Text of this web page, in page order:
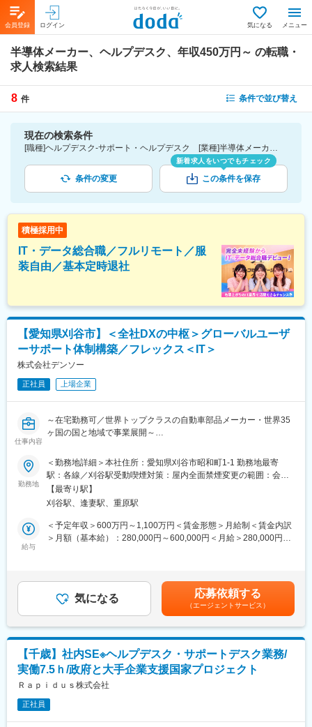
会員登録 ログイン 気になる メニュー
半導体メーカー、ヘルプデスク、年収450万円～ の転職・
求人検索結果
8 件 条件で並び替え
現在の検索条件
[職種]ヘルプデスク-サポート・ヘルプデスク [業種]半導体メーカー-メーカー（機械・電気）業界 [年収]450万円～
条件の変更
新着求人をいつでもチェック
この条件を保存
積極採用中
IT・データ総合職／フルリモート／服
装自由／基本定時退社
【愛知県刈谷市】＜全社DXの中枢＞グローバルユーザ
ーサポート体制構築／フレックス＜IT＞
株式会社デンソー
正社員 上場企業
仕事内容
～在宅勤務可／世界トップクラスの自動車部品メーカー・世界35
ヶ国の国と地域で事業展開～
■募集背景：
当社では、世界各地域でバラバラに運営されているユーザーサポ
ート（ITヘルプ・運用・監視・業務プロセス・ナレッジ）を、ITサ
ービスマネジメント（ITSM）のベストプラクティスであるITILを
軸に、標準化・集約・自動化し、グローバルに一貫した高品質サ
ービスを提供する体制（グローバルオペレーションセンター）を
構築します。
その実現と、継続して、デンソーの中長期戦略に基づき、“世の中
せていける仲間を募集しています。
■業務内容：
■業務詳細：
◆サービスデスク、監視・定型運用業務における運用プロセスの
標準化・ガバナンス設計
プラクティスを取り込みながら、グローバル標準化
◆Global Operation Center立上げ
勤務地
＜勤務地詳細＞本社住所：愛知県刈谷市昭和町1-1 勤務地最寄
駅：各線／刈谷駅受動喫煙対策：屋内全面禁煙変更の範囲：会社
の定める事業所（リモートワーク含む）
【最寄り駅】
刈谷駅、逢妻駅、重原駅
給与
＜予定年収＞600万円～1,100万円＜賃金形態＞月給制＜賃金内訳
＞月額（基本給）：280,000円～600,000円＜月給＞280,000円～
（残業代含まず）35歳（大卒入社13年目）850万円（残業代含ま
ず）40歳（大卒入社18年目）1320万円※管理職の場合賃金はあく
までも目安の金額であり、選考を通じて上下する可能性がありま
す。月給(月額)は固定手当を含めた表記です。
気になる 応募依頼する
（エージェントサービス）
【千歳】社内SE※ヘルプデスク・サポートデスク業務/
実働7.5ｈ/政府と大手企業支援国家プロジェクト
Ｒａｐｉｄｕｓ株式会社
正社員